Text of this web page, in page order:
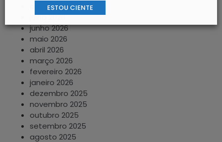
agosto 2026
julho 2026
junho 2026
maio 2026
abril 2026
março 2026
fevereiro 2026
janeiro 2026
dezembro 2025
novembro 2025
outubro 2025
setembro 2025
agosto 2025
ESTOU CIENTE